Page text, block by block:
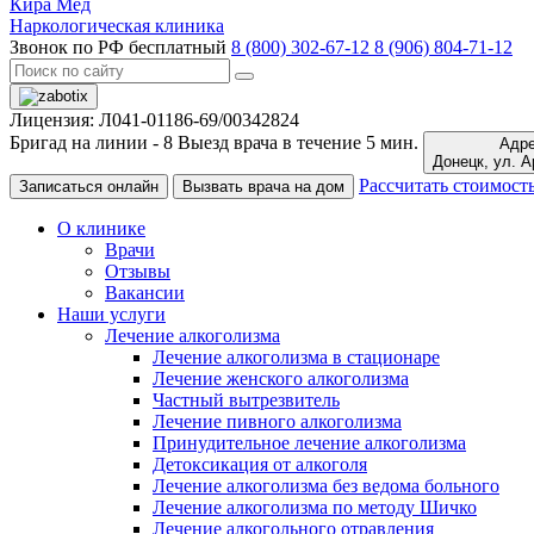
Кира Мед
Наркологическая клиника
Звонок по РФ бесплатный 8 (800) 302-67-12 8 (906) 804-71-12
Лицензия: Л041-01186-69/00342824
Бригад на линии - 8 Выезд врача в течение 5 мин.
Донецк,
Записаться онлайн
Вызвать врача на дом Рассчитать
О клинике
Врачи
Отзывы
Вакансии
Наши услуги
Лечение алкоголизма
Лечение алкоголизма в стационаре
Лечение женского алкоголизма
Частный вытрезвитель
Лечение пивного алкоголизма
Принудительное лечение алкоголизма
Детоксикация от алкоголя
Лечение алкоголизма без ведома больного
Лечение алкоголизма по методу Шичко
Лечение алкогольного отравления